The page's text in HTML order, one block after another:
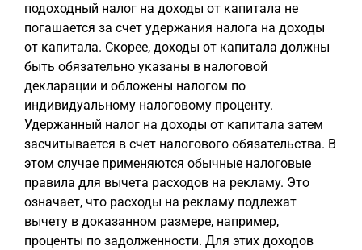
подоходный налог на доходы от капитала не
погашается за счет удержания налога на доходы
от капитала. Скорее, доходы от капитала должны
быть обязательно указаны в налоговой
декларации и обложены налогом по
индивидуальному налоговому проценту.
Удержанный налог на доходы от капитала затем
засчитывается в счет налогового обязательства. В
этом случае применяются обычные налоговые
правила для вычета расходов на рекламу. Это
означает, что расходы на рекламу подлежат
вычету в доказанном размере, например,
проценты по задолженности. Для этих доходов